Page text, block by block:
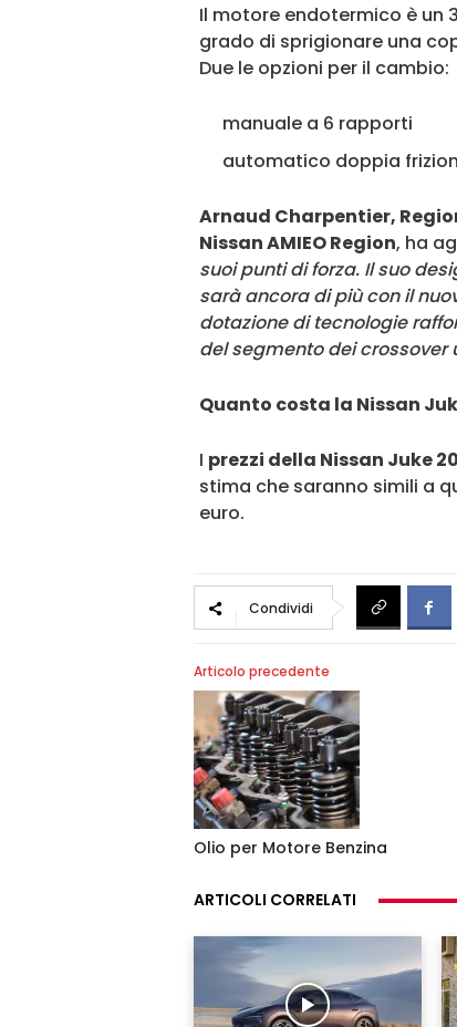
Il motore endotermico è un
grado di sprigionare una
Due le opzioni per il cambio:
manuale a 6 rapporti
automatico doppia
Arnaud Charpentier,
Nissan AMIEO Region, ha
suoi punti di forza. Il suo
sarà ancora di più con il
dotazione di tecnologie
del segmento dei crossover
Quanto costa la Nissan
I prezzi della Nissan Juke
stima che saranno simili a
euro.
Condividi
Articolo precedente
Olio per Motore Benzina
ARTICOLI CORRELATI